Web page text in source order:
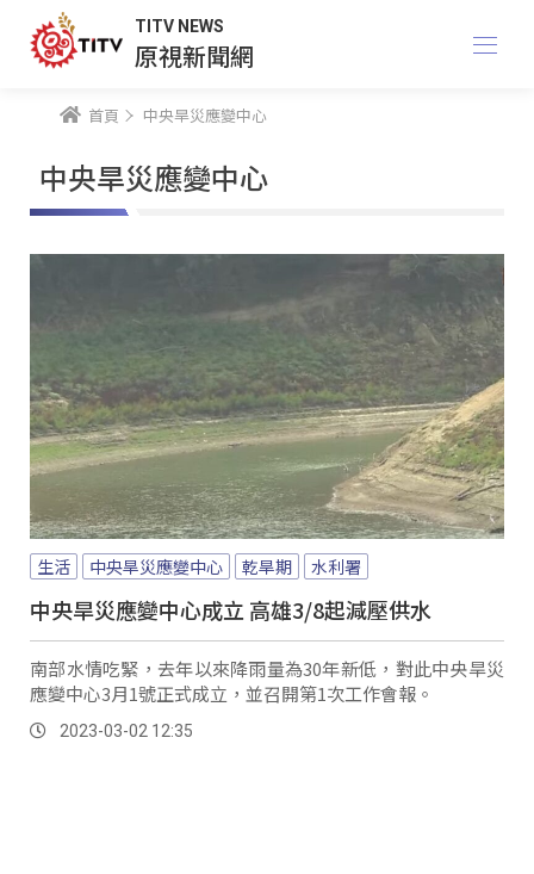
TITV NEWS
原視新聞網
首頁 中央旱災應變中心
中央旱災應變中心
生活 中央旱災應變中心 乾旱期 水利署
中央旱災應變中心成立 高雄3/8起減壓供水
南部水情吃緊，去年以來降雨量為30年新低，對此中央旱災
應變中心3月1號正式成立，並召開第1次工作會報。
2023-03-02 12:35